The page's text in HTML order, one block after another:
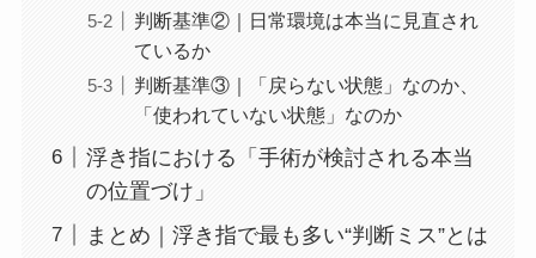
判断基準②｜日常環境は本当に見直され
ているか
判断基準③｜「戻らない状態」なのか、
「使われていない状態」なのか
浮き指における「手術が検討される本当
の位置づけ」
まとめ｜浮き指で最も多い“判断ミス”とは